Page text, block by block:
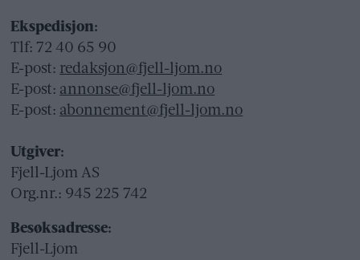
Ekspedisjon:
Tlf: 72 40 65 90
E-post: redaksjon@fjell-ljom.no
E-post: annonse@fjell-ljom.no
E-post: abonnement@fjell-ljom.no
Utgiver:
Fjell-Ljom AS
Org.nr.: 945 225 742
Besøksadresse:
Fjell-Ljom